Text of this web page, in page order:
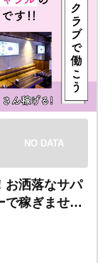
NO DATA
お洒落なサパ
で稼ぎません